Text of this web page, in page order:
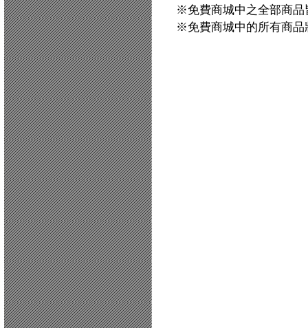
※免費商城中之全部商品
※免費商城中的所有商品